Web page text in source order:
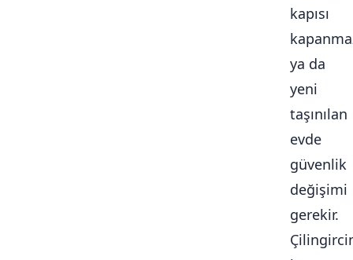
kapısı
ya da
yeni
taşınılan
evde
güvenlik
değişimi
gerekir.